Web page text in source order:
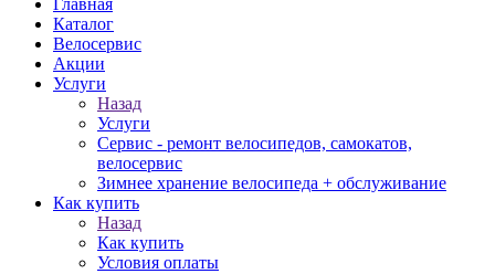
Главная
Каталог
Велосервис
Акции
Услуги
Назад
Услуги
Сервис - ремонт велосипедов, самокатов,
велосервис
Зимнее хранение велосипеда + обслуживание
Как купить
Назад
Как купить
Условия оплаты